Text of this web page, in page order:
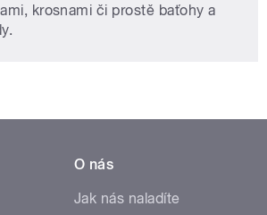
krosnami či prostě baťohy a
O nás
Jak nás naladíte